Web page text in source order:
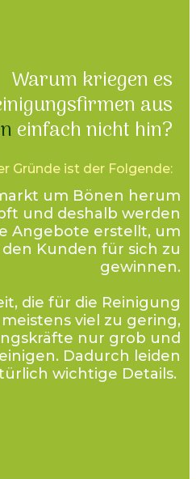
Warum kriegen es
aus
einfach nicht hin?
Gründe ist der Folgende:
um Bönen herum
und deshalb werden
Angebote erstellt, um
Kunden für sich zu
gewinnen.
die für die Reinigung
viel zu gering,
nur grob und
Dadurch leiden
wichtige Details.